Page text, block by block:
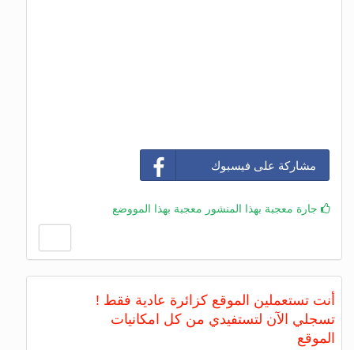
مشاركة على فيسبوك
جارة معجبة بهذا المنشور معجبة بهذا المووضع
أنت تستعملين الموقع كزائرة عادية فقط !
تسجلي الآن لتستفيدي من كل امكانيات
الموقع